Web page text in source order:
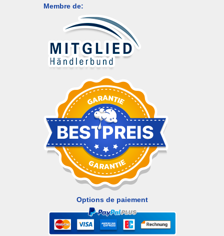
Membre de:
Options de paiement